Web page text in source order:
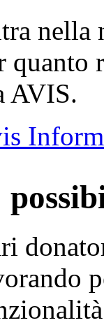
nella
quanto
AVIS.